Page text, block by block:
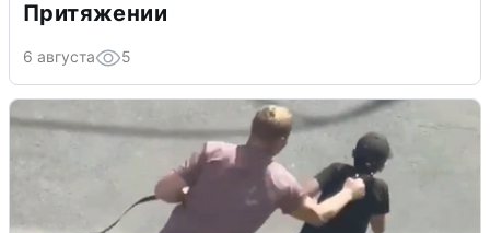
Притяжении
6 августа 5